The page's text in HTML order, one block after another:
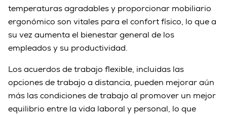
temperaturas agradables y proporcionar mobiliario
ergonómico son vitales para el confort físico, lo que a
su vez aumenta el bienestar general de los
empleados y su productividad.
Los acuerdos de trabajo flexible, incluidas las
opciones de trabajo a distancia, pueden mejorar aún
más las condiciones de trabajo al promover un mejor
equilibrio entre la vida laboral y personal, lo que